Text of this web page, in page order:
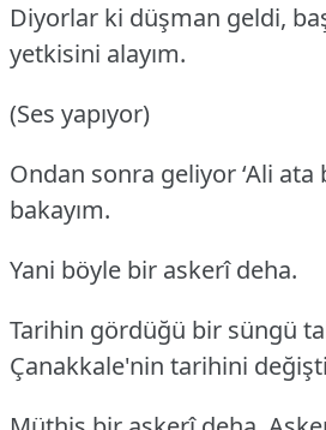
Diyorlar ki düşman geldi,
yetkisini alayım.
(Ses yapıyor)
Ondan sonra geliyor ‘Ali ata
bakayım.
Yani böyle bir askerî deha.
Tarihin gördüğü bir süngü
Çanakkale'nin tarihini